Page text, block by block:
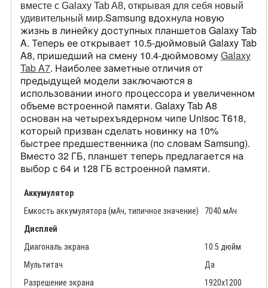
вместе с Galaxy Tab A8, открывая для себя новый
удивительный мир.Samsung вдохнула новую
жизнь в линейку доступных планшетов Galaxy Tab
A. Теперь ее открывает 10.5-дюймовый Galaxy Tab
A8, пришедший на смену 10.4-дюймовомуGalaxy
Tab A7. Наиболее заметные отличия от
предыдущей модели заключаются в
использовании иного процессора и увеличенном
объеме встроенной памяти. Galaxy Tab A8
основан на четырехъядерном чипе Unisoc T618,
который призван сделать новинку на 10%
быстрее предшественника (по словам Samsung).
Вместо 32 ГБ, планшет теперь предлагается на
выбор с 64 и 128 ГБ встроенной памяти.
Аккумулятор
Емкость аккумулятора (мАч, типичное значение)
7040 мАч
Дисплей
Диагональ экрана
10.5 дюйм
Мультитач
Да
Разрешение экрана
1920x1200